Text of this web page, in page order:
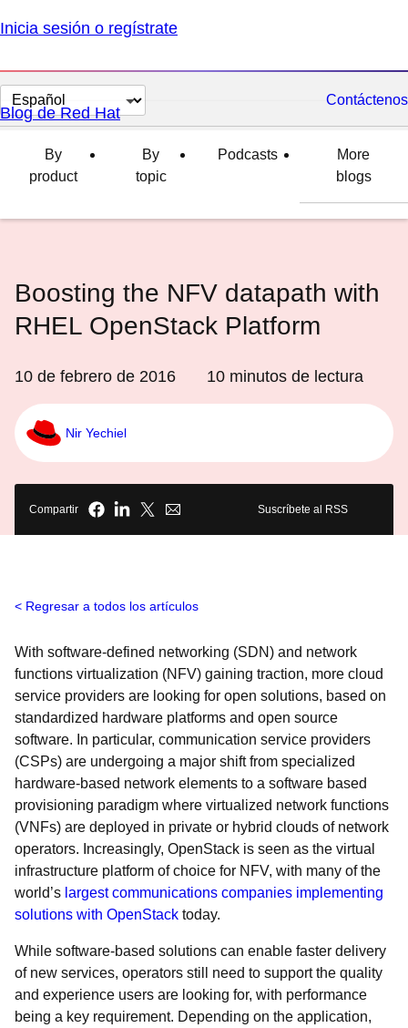
Inicia sesión o regístrate
Cambiar
el
idioma
Contáctenos
Blog de Red Hat
By
product
By
topic
Podcasts
More
blogs
Boosting the NFV datapath with
RHEL OpenStack Platform
10 de febrero de 2016 10 minutos de lectura
Nir Yechiel
Compartir Suscríbete al RSS
Regresar a todos los artículos
With software-defined networking (SDN) and network
functions virtualization (NFV) gaining traction, more cloud
service providers are looking for open solutions, based on
standardized hardware platforms and open source
software. In particular, communication service providers
(CSPs) are undergoing a major shift from specialized
hardware-based network elements to a software based
provisioning paradigm where virtualized network functions
(VNFs) are deployed in private or hybrid clouds of network
operators. Increasingly, OpenStack is seen as the virtual
infrastructure platform of choice for NFV, with many of the
world’s largest communications companies implementing
solutions with OpenStack today.
While software-based solutions can enable faster delivery
of new services, operators still need to support the quality
and experience users are looking for, with performance
being a key requirement. Depending on the application,